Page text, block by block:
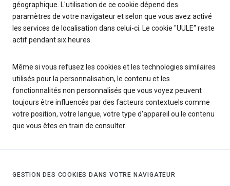
géographique. L'utilisation de ce cookie dépend des
paramètres de votre navigateur et selon que vous avez activé
les services de localisation dans celui-ci. Le cookie "UULE" reste
actif pendant six heures.
Même si vous refusez les cookies et les technologies similaires
utilisés pour la personnalisation, le contenu et les
fonctionnalités non personnalisés que vous voyez peuvent
toujours être influencés par des facteurs contextuels comme
votre position, votre langue, votre type d'appareil ou le contenu
que vous êtes en train de consulter.
GESTION DES COOKIES DANS VOTRE NAVIGATEUR